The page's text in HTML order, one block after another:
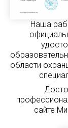
Наша
области
сайте